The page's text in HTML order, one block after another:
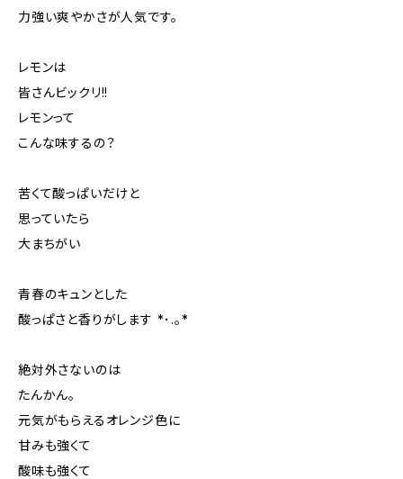
力強い爽やかさが人気です。
レモンは
皆さんビックリ!!
レモンって
こんな味するの？
苦くて酸っぱいだけと
思っていたら
大まちがい
青春のキュンとした
酸っぱさと香りがします *･.｡*
絶対外さないのは
たんかん。
元気がもらえるオレンジ色に
甘みも強くて
酸味も強くて